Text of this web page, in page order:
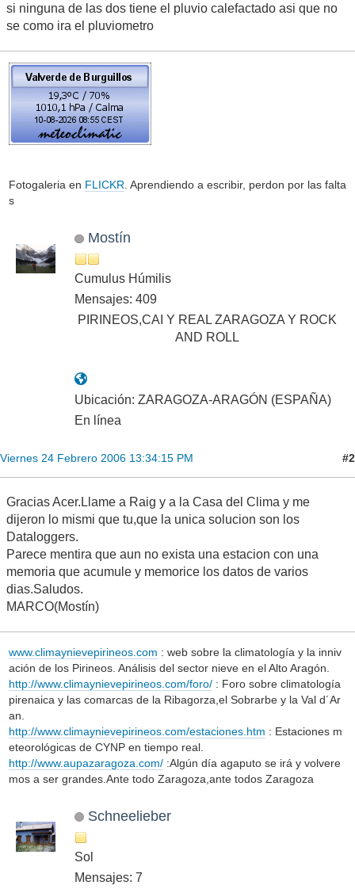
si ninguna de las dos tiene el pluvio calefactado asi que no
se como ira el pluviometro
Fotogaleria en FLICKR . Aprendiendo a escribir, perdon por las falta
s
Mostín
Cumulus Húmilis
Mensajes: 409
PIRINEOS,CAI Y REAL ZARAGOZA Y ROCK
AND ROLL
Ubicación: ZARAGOZA-ARAGÓN (ESPAÑA)
En línea
Viernes 24 Febrero 2006 13:34:15 PM #2
Gracias Acer.Llame a Raig y a la Casa del Clima y me
dijeron lo mismi que tu,que la unica solucion son los
Dataloggers.
Parece mentira que aun no exista una estacion con una
memoria que acumule y memorice los datos de varios
dias.Saludos.
MARCO(Mostín)
www.climaynievepirineos.com : web sobre la climatología y la inniv
ación de los Pirineos. Análisis del sector nieve en el Alto Aragón.
http://www.climaynievepirineos.com/foro/: Foro sobre climatología
pirenaica y las comarcas de la Ribagorza,el Sobrarbe y la Val d´Ar
an.
http://www.climaynievepirineos.com/estaciones.htm : Estaciones m
eteorológicas de CYNP en tiempo real.
http://www.aupazaragoza.com/:Algún día agaputo se irá y volvere
mos a ser grandes.Ante todo Zaragoza,ante todos Zaragoza
Schneelieber
Sol
Mensajes: 7